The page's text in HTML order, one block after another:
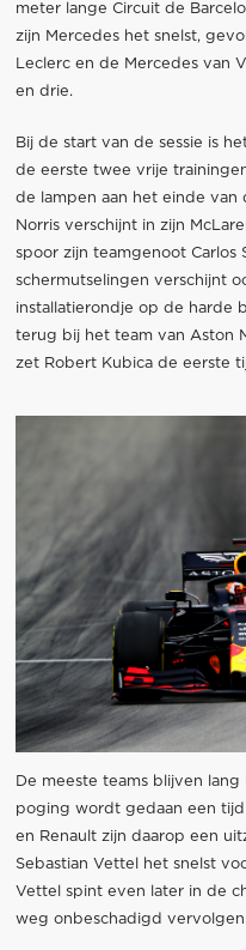
meter lange Circuit de
zijn Mercedes het snelst,
Leclerc en de Mercedes van
en drie.
Bij de start van de sessie is
de eerste twee vrije
de lampen aan het einde van
Norris verschijnt in zijn
spoor zijn teamgenoot Carlos
schermutselingen verschijnt
installatierondje op de harde
terug bij het team van Aston
zet Robert Kubica de eerste
De meeste teams blijven
poging wordt gedaan een
en Renault zijn daarop een
Sebastian Vettel het snelst
Vettel spint even later in de
weg onbeschadigd